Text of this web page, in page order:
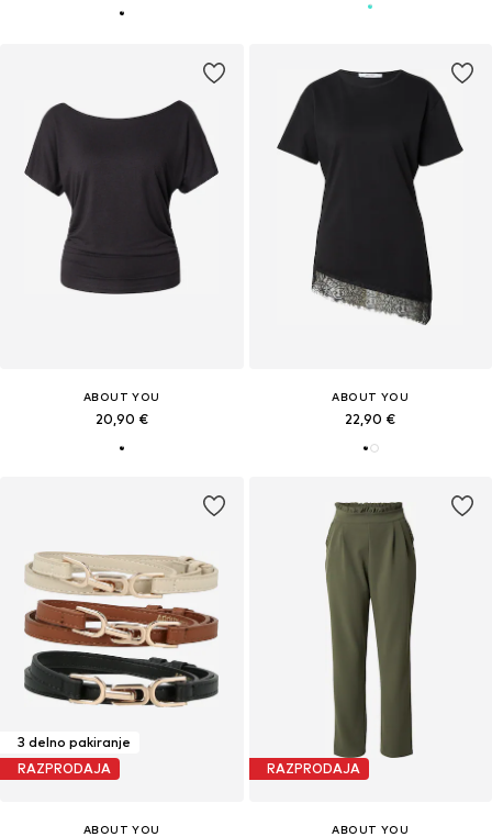
ABOUT YOU
20,90 €
ABOUT YOU
22,90 €
3 delno pakiranje
RAZPRODAJA
ABOUT YOU
RAZPRODAJA
ABOUT YOU